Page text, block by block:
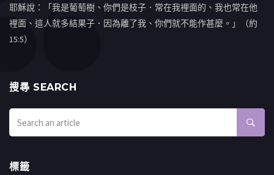
耶穌說：「我是葡萄樹、你們是枝子．常在我裡面的、我也常在他
裡面、這人就多結果子．因為離了我、你們就不能作甚麼。」（約
15:5）
搜㝷 SEARCH
標籤